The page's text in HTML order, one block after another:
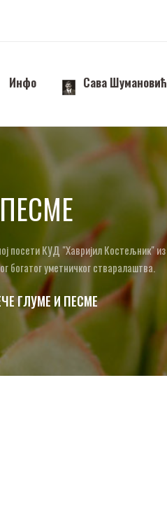
Инфо Сава Шумановић
посети КУД "Хавријил Костељник" из
богатог уметничког стваралаштва.
ГЛУМЕ И ПЕСМЕ